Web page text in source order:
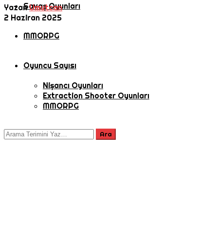
Savaş Oyunları
MMORPG
Oyuncu Sayısı
Nişancı Oyunları
Extraction Shooter Oyunları
MMORPG
YazanUmutcan
2 Haziran 2025